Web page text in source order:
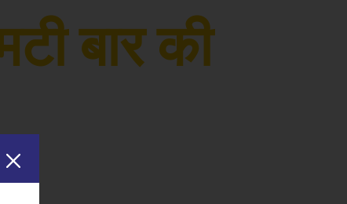
बार की